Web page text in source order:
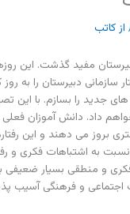
کاتب
مفید گذشت. این
سازمانی دبیرستان را به
جدید را بسازم. با این
داد. دانش آموزان
بروز می دهند و این
نسبت به اشتباهات فکری و
و منطقی بسیار
اجتماعی و فرهنگی آسیب